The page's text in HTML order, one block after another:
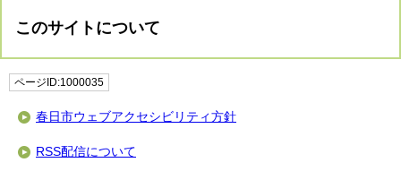
このサイトについて
ページID:1000035
春日市ウェブアクセシビリティ方針
RSS配信について